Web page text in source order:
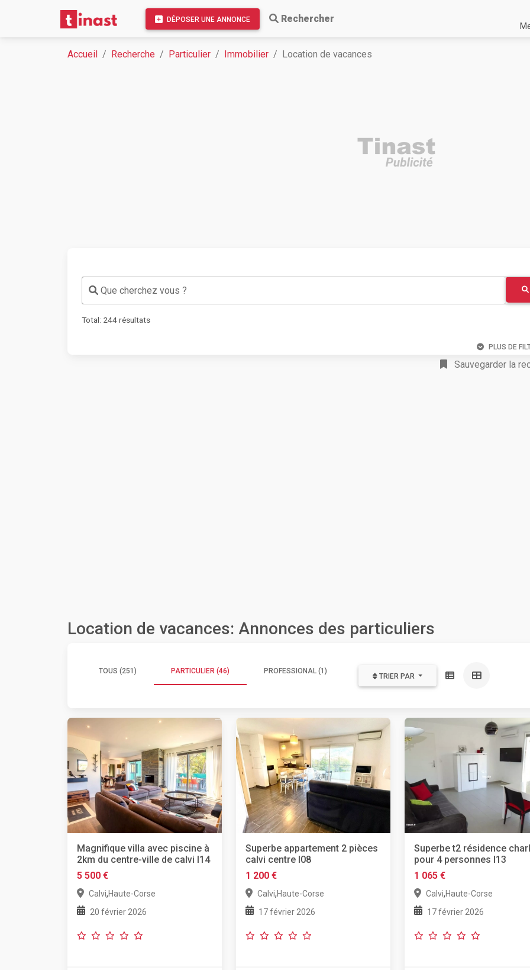
DÉPOSER UNE ANNONCE Rechercher
Accueil Recherche Particulier Immobilier Location de vacances
Que cherchez vous ?
Total: 244résultats
PLUS DE
Sauvegarder la
Location de vacances: Annonces des particuliers
TOUS (251) PARTICULIER (46) PROFESSIONAL (1)
TRIER PAR
Magnifique villa avec piscine à
2km du centre-ville de calvi l14
5 500 €
Calvi,Haute-Corse
20 février 2026
Superbe appartement 2 pièces
calvi centre l08
1 200 €
Calvi,Haute-Corse
17 février 2026
Superbe t2 résidence
pour 4 personnes l13
1 065 €
Calvi,Haute-Corse
17 février 2026